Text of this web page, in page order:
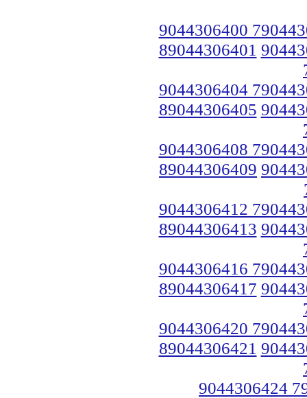
9044306400
89044306401
9044306404
89044306405
9044306408
89044306409
9044306412
89044306413
9044306416
89044306417
9044306420
89044306421
9044306424